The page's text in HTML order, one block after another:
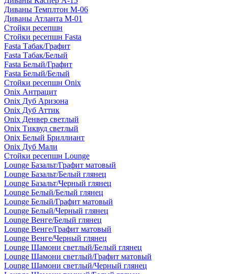
Диваны Темплтон М-06
Диваны Атланта М-01
Стойки ресепшн
Стойки ресепшн Fasta
Fasta Табак/Графит
Fasta Табак/Белый
Fasta Белый/Графит
Fasta Белый/Белый
Стойки ресепшн Onix
Onix Антрацит
Onix Дуб Аризона
Onix Дуб Аттик
Onix Денвер светлый
Onix Тиквуд светлый
Onix Белый Бриллиант
Onix Дуб Мали
Стойки ресепшн Lounge
Lounge Базальт/Графит матовый
Lounge Базальт/Белый глянец
Lounge Базальт/Черный глянец
Lounge Белый/Белый глянец
Lounge Белый/Графит матовый
Lounge Белый/Черный глянец
Lounge Венге/Белый глянец
Lounge Венге/Графит матовый
Lounge Венге/Черный глянец
Lounge Шамони светлый/Белый глянец
Lounge Шамони светлый/Графит матовый
Lounge Шамони светлый/Черный глянец